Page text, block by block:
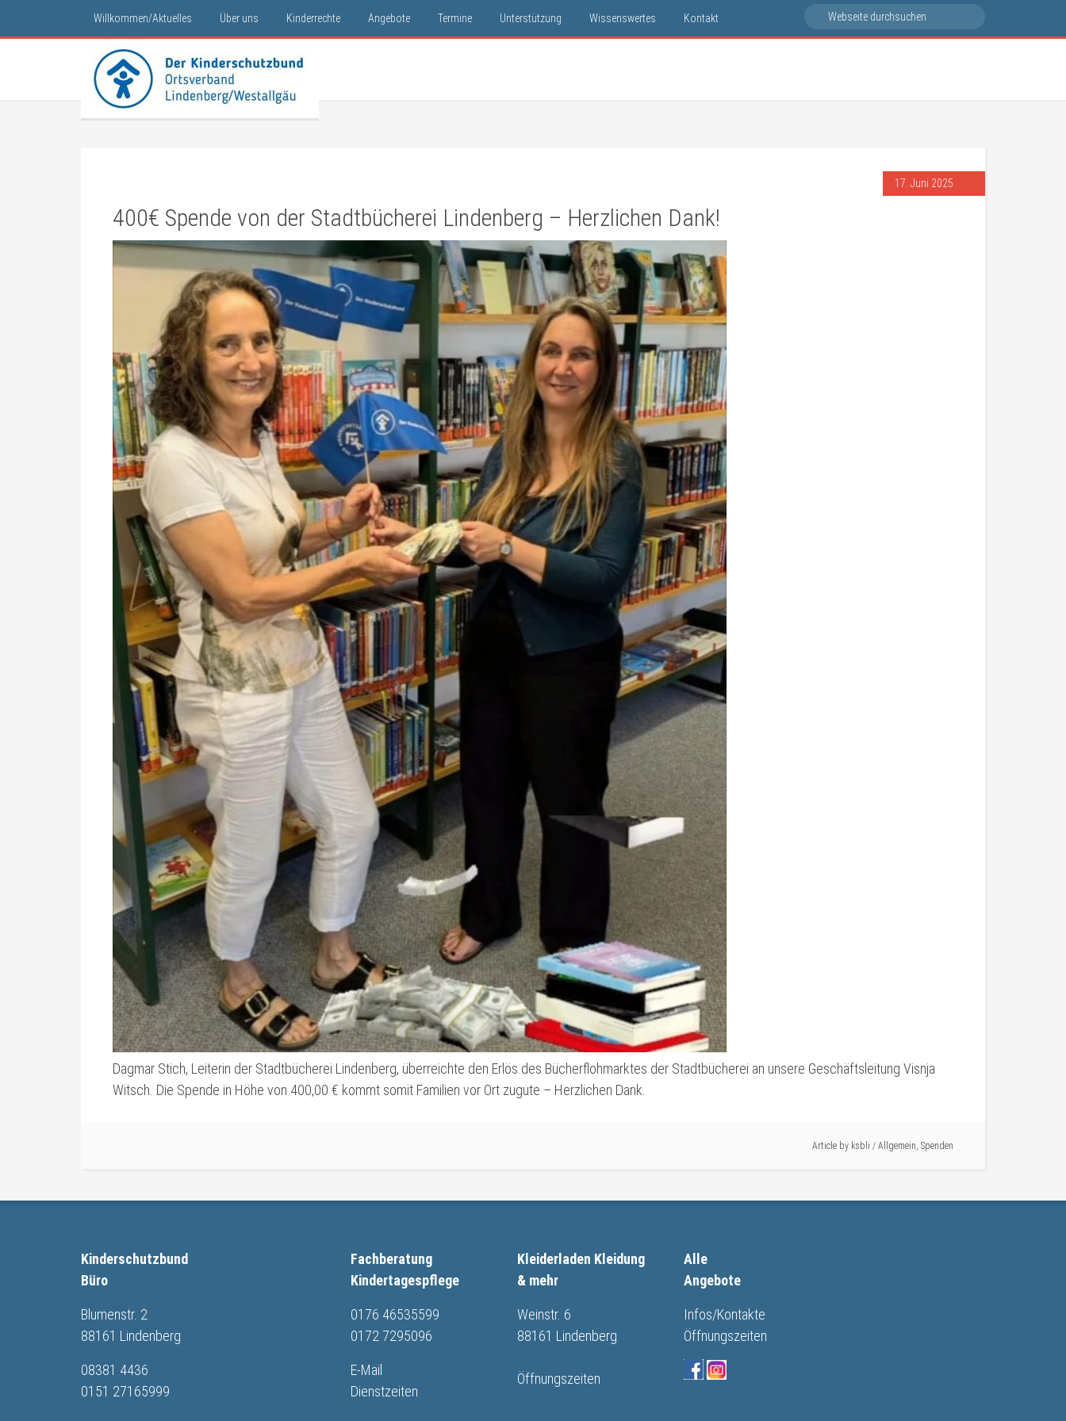
Willkommen/Aktuelles Über uns Kinderrechte Angebote Termine Unterstützung Wissenswertes Kontakt
17. Juni 2025
400€ Spende von der Stadtbücherei Lindenberg – Herzlichen Dank!
Dagmar Stich, Leiterin der Stadtbücherei Lindenberg, überreichte den Erlös des Bücherflohmarktes der Stadtbücherei an unsere Geschäftsleitung Visnja
Witsch. Die Spende in Höhe von 400,00 € kommt somit Familien vor Ort zugute – Herzlichen Dank.
Article by ksbli / Allgemein, Spenden
Kinderschutzbund
Büro
Blumenstr. 2
88161 Lindenberg
08381 4436
0151 27165999
Fachberatung
Kindertagespflege
0176 46535599
0172 7295096
E-Mail
Dienstzeiten
Kleiderladen Kleidung
& mehr
Weinstr. 6
88161 Lindenberg
Öffnungszeiten
Alle
Angebote
Infos/Kontakte
Öffnungszeiten